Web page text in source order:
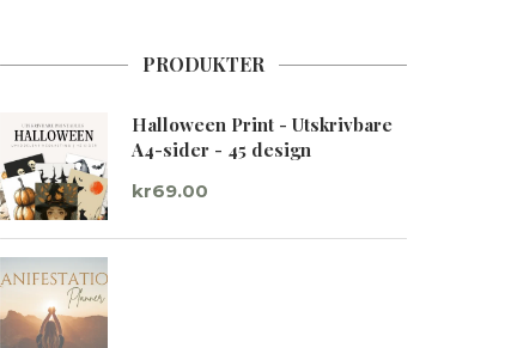
PRODUKTER
Halloween Print - Utskrivbare
A4-sider - 45 design
kr69.00